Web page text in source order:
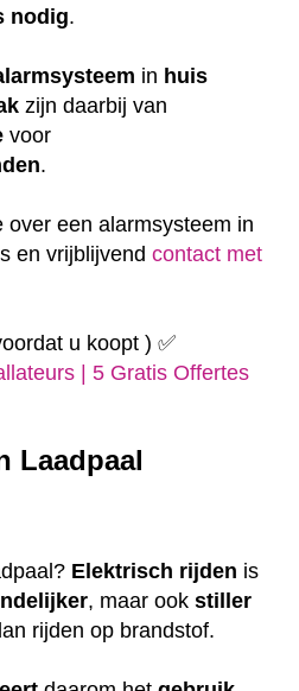
nodig.
in huis
zijn daarbij van
voor
.
over een alarmsysteem in
en vrijblijvend contact met
u koopt ) ✅
| 5 Gratis Offertes
Laadpaal
Elektrisch rijden is
, maar ook stiller
rijden op brandstof.